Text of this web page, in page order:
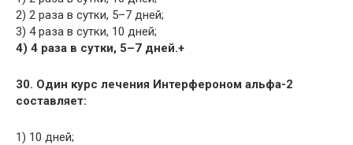
2) 2 раза в сутки, 5–7 дней;
3) 4 раза в сутки, 10 дней;
4) 4 раза в сутки, 5–7 дней.+
30. Один курс лечения Интерфероном альфа-2
составляет:
1) 10 дней;